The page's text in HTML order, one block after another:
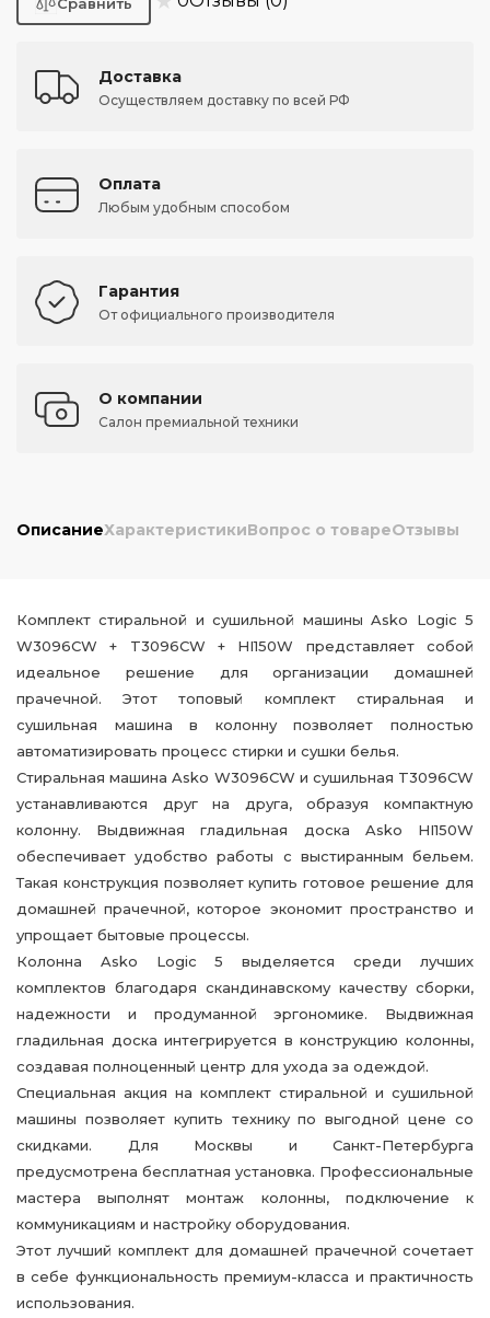
Доставка
Осуществляем доставку по всей РФ
Оплата
Любым удобным способом
Гарантия
От официального производителя
О компании
Салон премиальной техники
ОписаниеХарактеристикиВопрос о товареОтзывы
Комплект стиральной и сушильной машины Asko Logic 5
W3096CW + T3096CW + HI150W представляет собой
идеальное решение для организации домашней
прачечной. Этот топовый комплект стиральная и
сушильная машина в колонну позволяет полностью
автоматизировать процесс стирки и сушки белья.
Стиральная машина Asko W3096CW и сушильная T3096CW
устанавливаются друг на друга, образуя компактную
колонну. Выдвижная гладильная доска Asko HI150W
обеспечивает удобство работы с выстиранным бельем.
Такая конструкция позволяет купить готовое решение для
домашней прачечной, которое экономит пространство и
упрощает бытовые процессы.
Колонна Asko Logic 5 выделяется среди лучших
комплектов благодаря скандинавскому качеству сборки,
надежности и продуманной эргономике. Выдвижная
гладильная доска интегрируется в конструкцию колонны,
создавая полноценный центр для ухода за одеждой.
Специальная акция на комплект стиральной и сушильной
машины позволяет купить технику по выгодной цене со
скидками. Для Москвы и Санкт-Петербурга
предусмотрена бесплатная установка. Профессиональные
мастера выполнят монтаж колонны, подключение к
коммуникациям и настройку оборудования.
Этот лучший комплект для домашней прачечной сочетает
в себе функциональность премиум-класса и практичность
использования.